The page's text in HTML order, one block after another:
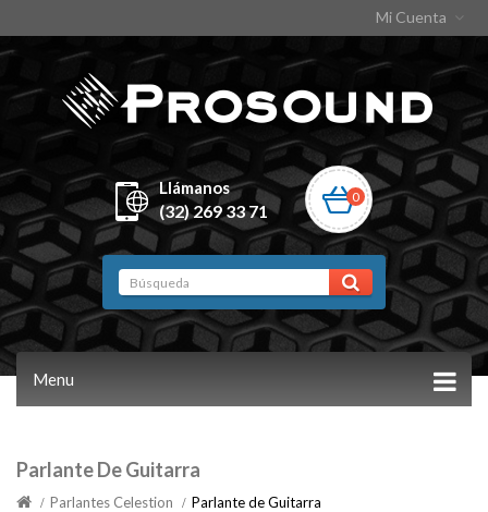
Mi Cuenta
Llámanos
(32) 269 33 71
0
Menu
Parlante De Guitarra
Parlantes Celestion Parlante de Guitarra